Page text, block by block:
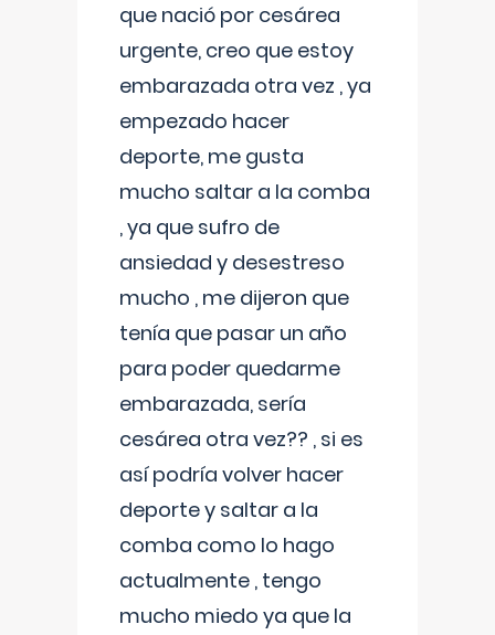
que nació por cesárea
urgente, creo que estoy
embarazada otra vez , ya
empezado hacer
deporte, me gusta
mucho saltar a la comba
, ya que sufro de
ansiedad y desestreso
mucho , me dijeron que
tenía que pasar un año
para poder quedarme
embarazada, sería
cesárea otra vez?? , si es
así podría volver hacer
deporte y saltar a la
comba como lo hago
actualmente , tengo
mucho miedo ya que la